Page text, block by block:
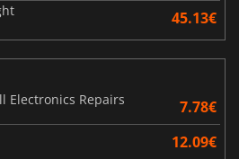
45.13€
Electronics Repairs
7.78€
12.09€